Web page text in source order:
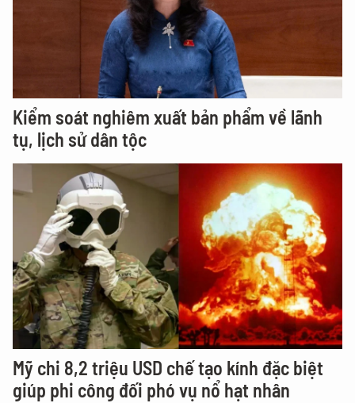
Kiểm soát nghiêm xuất bản phẩm về lãnh
tụ, lịch sử dân tộc
Mỹ chi 8,2 triệu USD chế tạo kính đặc biệt
giúp phi công đối phó vụ nổ hạt nhân